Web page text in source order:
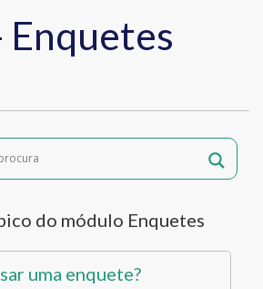
Enquetes
do módulo Enquetes
uma enquete?